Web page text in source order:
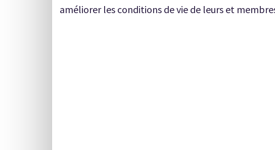
améliorer les conditions de vie de leurs et